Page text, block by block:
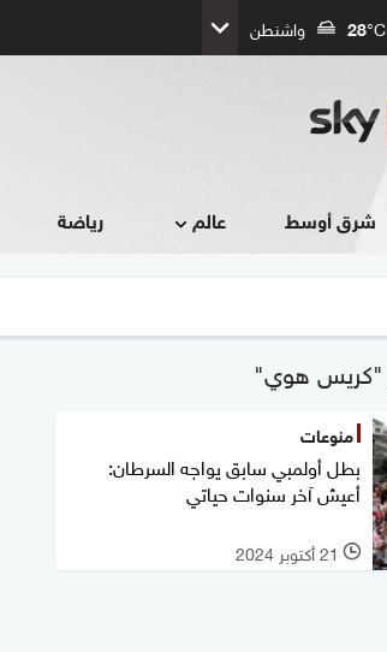
28°C واشنطن
شرق أوسط عالم رياضة
منوعات
بطل أولمبي سابق يواجه السرطان:
أعيش آخر سنوات حياتي
l 21 أكتوبر 2024